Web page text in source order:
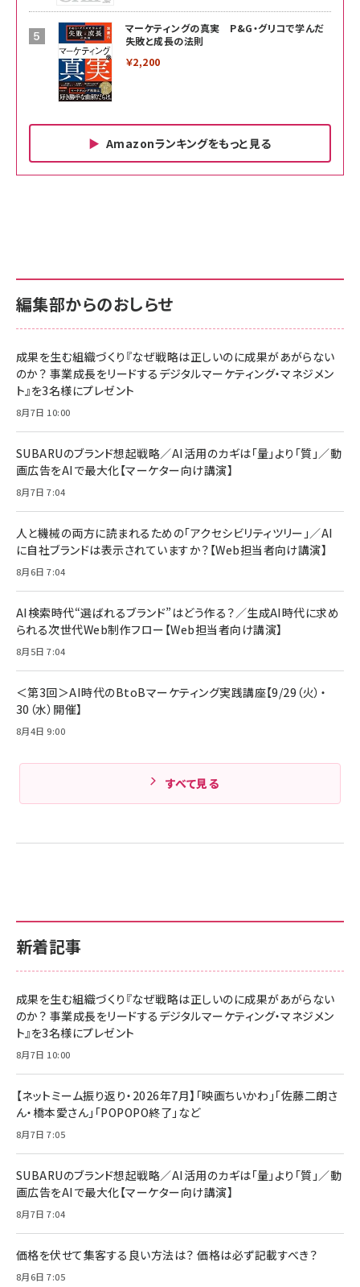
マーケティングの真実 P&G・グリコで学んだ
失敗と成長の法則
￥2,200
Amazonランキングをもっと見る
￥880
anan(アンアン)2026/06/24号 No.2500増刊
スペシャルエディション[王道エンタメの矜持／
￥1,100
anan(アンアン)2026/07/08号 No.2502[2026
￥880
ママ投資家が育休中に１億貯めた株式投資
組織の成果を最大化する ルールのデザイン
￥1,980
Amazonランキングをもっと見る
サポート正規品 メーカー保証5年 KLMEA128G
NIMASO ガラスフィルム iPhone 17 用 保護フィ
すい ガイド枠付き いPhone17 (6.3インチ) 対応
2枚セット DSP25F1698
￥1,599
￥6,980
全ワイヤレスイヤホン/アクティブノイズキャンセリ
技術基準適合】ブラック
￥5,990
ケーブル Anker絡まないケーブル 240W 結束バン
ド付き USB PD対応 シリコン素材採用 iPhone
17 / 16 / 15 / Galaxy iPad Pro MacBook
Pro/Air 各種対応 (1.8m ミッドナイトブラック)
￥1,890
サポート正規品 メーカー保証5年 KLMEA128G
Amazon eギフトカード - Amazonロゴ - クラ
￥5,000
Anker PowerLine III Flow USB-C & USB-C
Pro/Air 各種対応 (1.8m ミッドナイトブラック)
￥1,890
サッポロ 生ビール 黒ラベル 350ml 缶 24本 ビー
ル ケース買い【6/30応募〆切! 黒ラベルビヤセラー
￥4,857
新着記事
成果を生む組織づくり『なぜ戦略は正しいのに成果があがらない
のか？ 事業成長をリードするデジタルマーケティング・マネジメン
ト』を3名様にプレゼント
8月7日 10:00
【ネットミーム振り返り・2026年7月】「映画ちいかわ」「佐藤二朗さ
ん・橋本愛さん」「POPOPO終了」など
8月7日 7:05
SUBARUのブランド想起戦略／AI活用のカギは「量」より「質」／動
画広告をAIで最大化【マーケター向け講演】
8月7日 7:04
価格を伏せて集客する良い方法は？ 価格は必ず記載すべき？
8月6日 7:05
編集部からのおしらせ
成果を生む組織づくり『なぜ戦略は正しいのに成果があがらない
のか？ 事業成長をリードするデジタルマーケティング・マネジメン
ト』を3名様にプレゼント
8月7日 10:00
SUBARUのブランド想起戦略／AI活用のカギは「量」より「質」／動
画広告をAIで最大化【マーケター向け講演】
8月7日 7:04
人と機械の両方に読まれるための「アクセシビリティツリー」／AI
に自社ブランドは表示されていますか？【Web担当者向け講演】
8月6日 7:04
AI検索時代“選ばれるブランド”はどう作る？／生成AI時代に求め
られる次世代Web制作フロー【Web担当者向け講演】
8月5日 7:04
＜第3回＞AI時代のBtoBマーケティング実践講座【9/29（火）・
30（水）開催】
8月4日 9:00
すべて見る